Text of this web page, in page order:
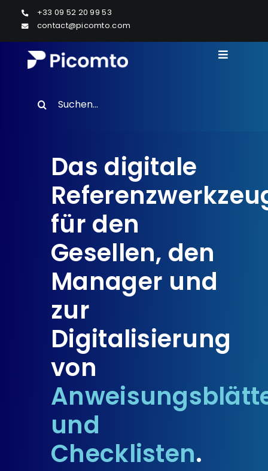
Skip
content
+33 09 52 20 99 53
contact@picomto.com
Toggle
Über uns
Kontakt
Search
Das digitale
für den
Gesellen, den
Manager und
zur
Digitalisierung
von
und
Checklisten.